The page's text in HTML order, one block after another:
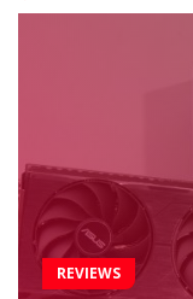
REVIEWS